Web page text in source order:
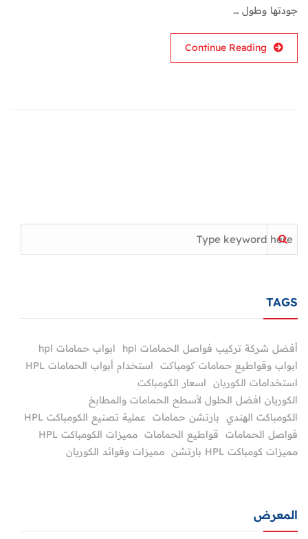
جودتها وطول …
Continue Reading
TAGS
أفضل شركة تركيب فواصل الحمامات hpl
ابواب حمامات hpl
ابواب وقواطيع حمامات کومباکت
استخدام أبواب الحمامات HPL
استخدامات الكوريان
اسعار الكومباكت
الكوريان افضل الحلول لأسطح الحمامات والمطابخ
الكومباكت الهندي
بارتشن حمامات
عملية تصنيع الكومباكت HPL
فواصل الحمامات
قواطيع الحمامات مميزات الكومباكت HPL
مميزات كومباكت HPL بارتشن
مميزات وفوائد الكوريان
المعرض